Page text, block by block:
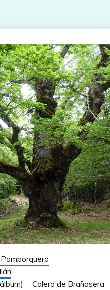
Calero de Brañosera